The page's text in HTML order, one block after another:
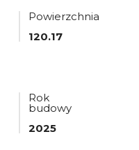
Powierzchnia
120.17
Rok
budowy
2025